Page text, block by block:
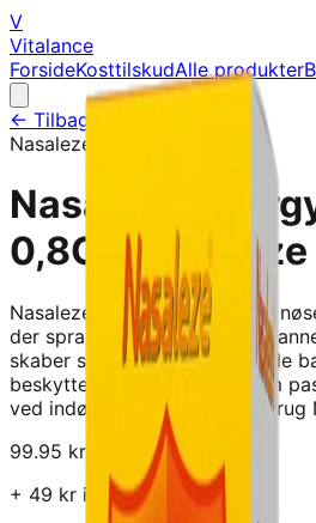
V
Vitalance
ForsideKosttilskudAlle produkter
← Tilbage til alle produkter
Nasaleze
Nasaleze
0,8G - Nasaleze
Nasaleze Allergy Shield er en
der sprayes op i nøsen. Her
skaber søledes en beskyttende
beskytter mod allergener som
ved indønding. Anvendelse: Brug
99.95 kr
+ 49 kr i fragt